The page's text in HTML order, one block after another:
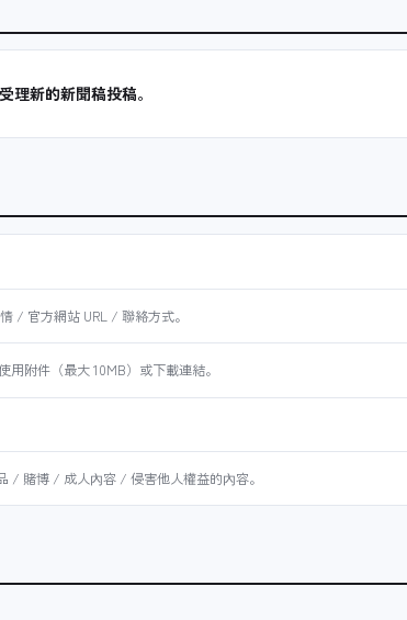
理新的新聞稿投稿。
/ 官方網站 URL / 聯絡方式。
用附件（最大 10MB）或下載連結。
/ 賭博 / 成人內容 / 侵害他人權益的內容。